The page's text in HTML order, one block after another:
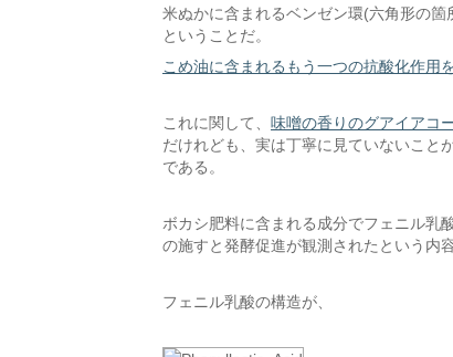
米ぬかに含まれるベンゼン環(六角形の
ということだ。
こめ油に含まれるもう一つの抗酸化作用
これに関して、 味噌の香りのグアイアコ
だけれども、実は丁寧に見ていないこと
である。
ボカシ肥料に含まれる成分でフェニル乳
の施すと発酵促進が観測されたという内容
フェニル乳酸の構造が、